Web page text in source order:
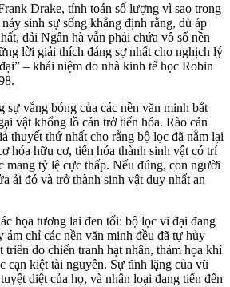
Drake, tính toán số lượng vì sao trong
sinh sự sống khẳng định rằng, dù áp
dải Ngân hà vẫn phải chứa vô số nền
lời giải thích đáng sợ nhất cho nghịch lý
– khái niệm do nhà kinh tế học Robin
sự vắng bóng của các nền văn minh bắt
vật khổng lồ cản trở tiến hóa. Rào cản
thuyết thứ nhất cho rằng bộ lọc đã nằm lại
hóa hữu cơ, tiến hóa thành sinh vật có trí
mang tỷ lệ cực thấp. Nếu đúng, con người
ải đó và trở thành sinh vật duy nhất an
họa tương lai đen tối: bộ lọc vĩ đại đang
chỉ các nền văn minh đều đã tự hủy
triển do chiến tranh hạt nhân, thảm họa khí
cạn kiệt tài nguyên. Sự tĩnh lặng của vũ
diệt của họ, và nhân loại đang tiến đến